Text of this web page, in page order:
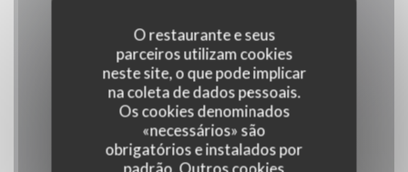
O restaurante e seus
parceiros utilizam cookies
neste site, o que pode implicar
na coleta de dados pessoais.
Os cookies denominados
«necessários» são
obrigatórios e instalados por
padrão. Outros cookies